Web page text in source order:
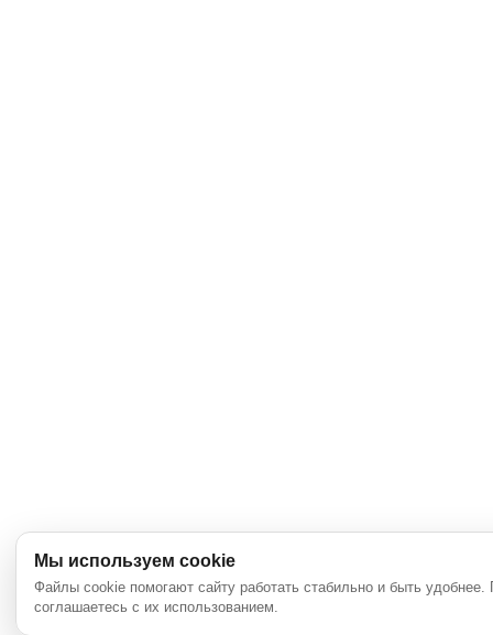
Мы используем cookie
Файлы cookie помогают сайту работать стабильно и быть
соглашаетесь с их использованием.